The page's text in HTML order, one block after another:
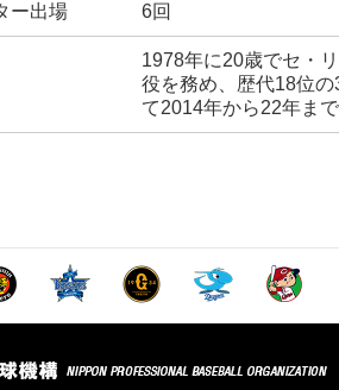
ー出場 6回
1978年に20歳でセ・
役を務め、歴代18位
て2014年から22年ま